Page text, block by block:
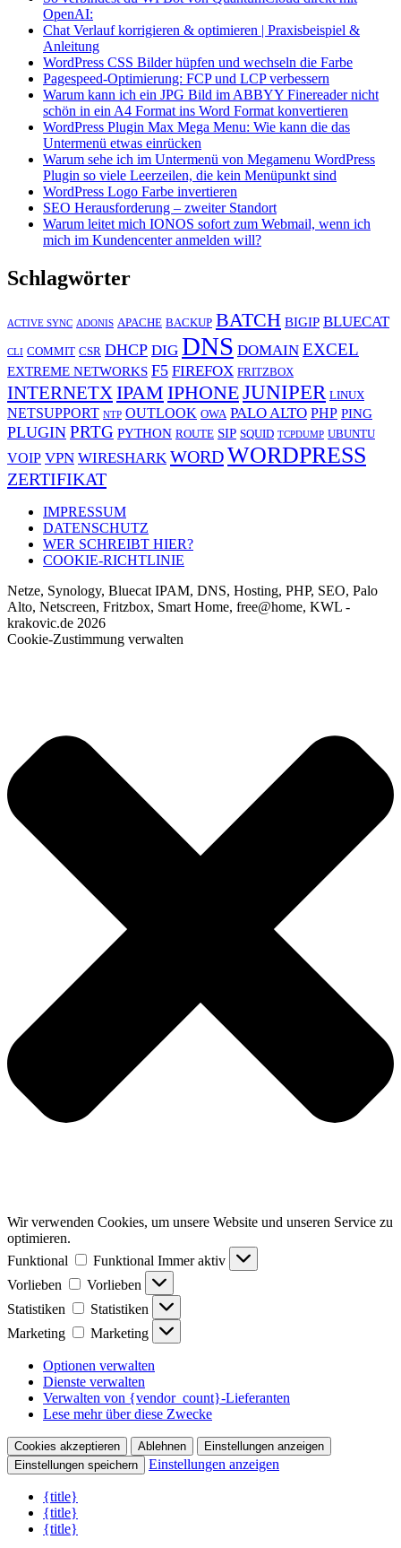
OpenAI:
Chat Verlauf korrigieren & optimieren | Praxisbeispiel &
Anleitung
WordPress CSS Bilder hüpfen und wechseln die Farbe
Pagespeed-Optimierung: FCP und LCP verbessern
Warum kann ich ein JPG Bild im ABBYY Finereader nicht
schön in ein A4 Format ins Word Format konvertieren
WordPress Plugin Max Mega Menu: Wie kann die das
Untermenü etwas einrücken
Warum sehe ich im Untermenü von Megamenu WordPress
Plugin so viele Leerzeilen, die kein Menüpunkt sind
WordPress Logo Farbe invertieren
SEO Herausforderung – zweiter Standort
Warum leitet mich IONOS sofort zum Webmail, wenn ich
mich im Kundencenter anmelden will?
Schlagwörter
ACTIVE SYNC ADONIS APACHE BACKUP BATCH BIGIP BLUECAT
CLI COMMIT CSR DHCP DIG DNS DOMAIN EXCEL
EXTREME NETWORKS F5 FIREFOX FRITZBOX
INTERNETXIPAM IPHONEJUNIPER LINUX
NETSUPPORT NTP OUTLOOK OWA PALO ALTO PHP PING
PLUGIN PRTG PYTHON ROUTE SIP SQUID TCPDUMP UBUNTU
VOIP VPN WIRESHARK WORDWORDPRESS
ZERTIFIKAT
IMPRESSUM
DATENSCHUTZ
WER SCHREIBT HIER?
COOKIE-RICHTLINIE
Netze, Synology, Bluecat IPAM, DNS, Hosting, PHP, SEO, Palo
Alto, Netscreen, Fritzbox, Smart Home, free@home, KWL -
krakovic.de 2026
Cookie-Zustimmung verwalten
Wir verwenden Cookies, um unsere Website und unseren Service zu
optimieren.
Funktional
Funktional Immer aktiv
Vorlieben
Vorlieben
Statistiken
Statistiken
Marketing
Marketing
Optionen verwalten
Dienste verwalten
Verwalten von {vendor_count}-Lieferanten
Lese mehr über diese Zwecke
Cookies akzeptieren Ablehnen
Einstellungen anzeigen
Einstellungen speichern
Einstellungen anzeigen
{title}
{title}
{title}